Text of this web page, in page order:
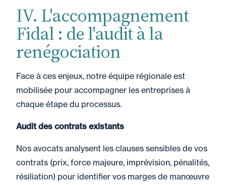
IV. L'accompagnement
Fidal : de l'audit à la
renégociation
Face à ces enjeux, notre équipe régionale est
mobilisée pour accompagner les entreprises à
chaque étape du processus.
Audit des contrats existants
Nos avocats analysent les clauses sensibles de vos
contrats (prix, force majeure, imprévision, pénalités,
résiliation) pour identifier vos marges de manœuvre